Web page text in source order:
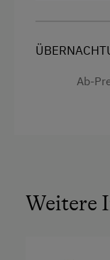
Toilette
Ab-
Weitere